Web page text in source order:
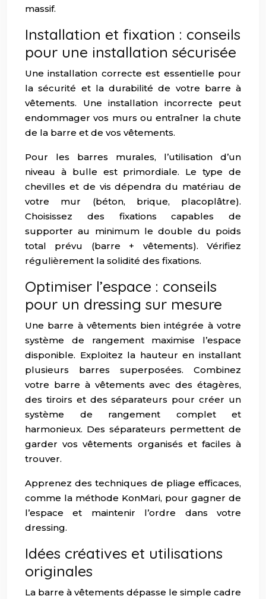
massif.
Installation et fixation : conseils
pour une installation sécurisée
Une installation correcte est essentielle pour
la sécurité et la durabilité de votre barre à
vêtements. Une installation incorrecte peut
endommager vos murs ou entraîner la chute
de la barre et de vos vêtements.
Pour les barres murales, l’utilisation d’un
niveau à bulle est primordiale. Le type de
chevilles et de vis dépendra du matériau de
votre mur (béton, brique, placoplâtre).
Choisissez des fixations capables de
supporter au minimum le double du poids
total prévu (barre + vêtements). Vérifiez
régulièrement la solidité des fixations.
Optimiser l’espace : conseils
pour un dressing sur mesure
Une barre à vêtements bien intégrée à votre
système de rangement maximise l’espace
disponible. Exploitez la hauteur en installant
plusieurs barres superposées. Combinez
votre barre à vêtements avec des étagères,
des tiroirs et des séparateurs pour créer un
système de rangement complet et
harmonieux. Des séparateurs permettent de
garder vos vêtements organisés et faciles à
trouver.
Apprenez des techniques de pliage efficaces,
comme la méthode KonMari, pour gagner de
l’espace et maintenir l’ordre dans votre
dressing.
Idées créatives et utilisations
originales
La barre à vêtements dépasse le simple cadre